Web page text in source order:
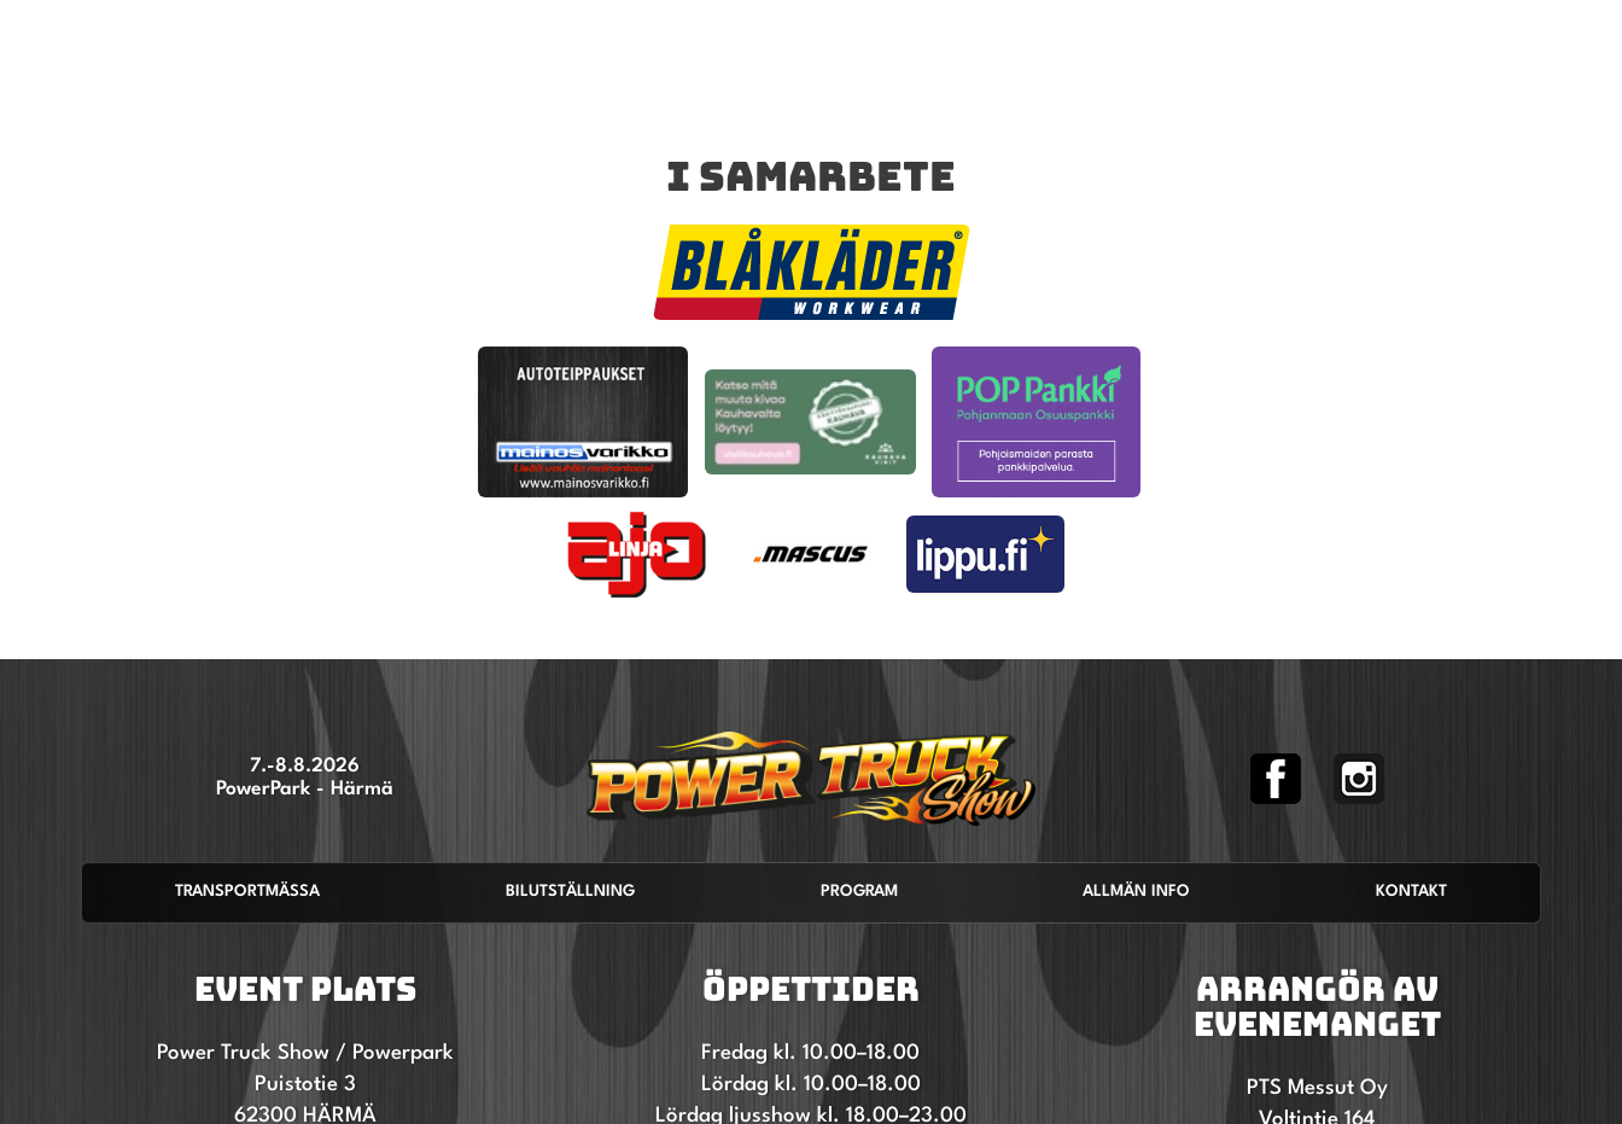
I SAMARBETE
7.-8.8.2026
PowerPark - Härmä
TRANSPORTMÄSSA BILUTSTÄLLNING PROGRAM ALLMÄN INFO KONTAKT
EVENT PLATS
Power Truck Show / Powerpark
Puistotie 3
62300 HÄRMÄ
ÖPPETTIDER
Fredag kl. 10.00–18.00
Lördag kl. 10.00–18.00
Lördag ljusshow kl. 18.00–23.00
ARRANGÖR AV
EVENEMANGET
PTS Messut Oy
Voltintie 164